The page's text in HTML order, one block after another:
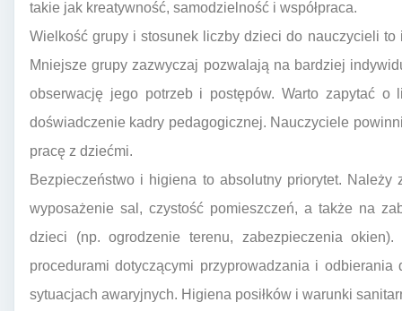
takie jak kreatywność, samodzielność i współpraca.
Wielkość grupy i stosunek liczby dzieci do nauczycieli
Mniejsze grupy zazwyczaj pozwalają na bardziej
obserwację jego potrzeb i postępów. Warto zapytać
doświadczenie kadry pedagogicznej. Nauczyciele
pracę z dziećmi.
Bezpieczeństwo i higiena to absolutny priorytet.
wyposażenie sal, czystość pomieszczeń, a także na
dzieci (np. ogrodzenie terenu, zabezpieczenia
procedurami dotyczącymi przyprowadzania i
sytuacjach awaryjnych. Higiena posiłków i warunki